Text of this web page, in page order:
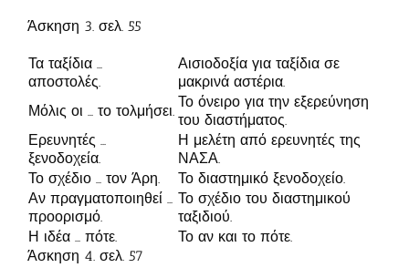
Άσκηση 3. σελ. 55
Τα ταξίδια …
αποστολές.
Αισιοδοξία για ταξίδια σε
μακρινά αστέρια.
Μόλις οι … το τολμήσει.
Το όνειρο για την εξερεύνηση
του διαστήματος.
Ερευνητές …
ξενοδοχεία.
Η μελέτη από ερευνητές της
ΝΑΣΑ.
Το σχέδιο … τον Άρη.
Το διαστημικό ξενοδοχείο.
Αν πραγματοποιηθεί …
προορισμό.
Το σχέδιο του διαστημικού
ταξιδιού.
Η ιδέα … πότε.
Το αν και το πότε.
Άσκηση 4. σελ. 57